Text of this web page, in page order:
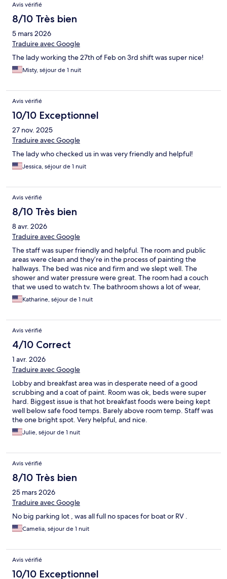
Avis vérifié
8/10 Très bien
5 mars 2026
Traduire avec Google
The lady working the 27th of Feb on 3rd shift was super nice!
Misty, séjour de 1 nuit
Avis vérifié
10/10 Exceptionnel
27 nov. 2025
Traduire avec Google
The lady who checked us in was very friendly and helpful!
Jessica, séjour de 1 nuit
Avis vérifié
8/10 Très bien
8 avr. 2026
Traduire avec Google
The staff was super friendly and helpful. The room and public
areas were clean and they’re in the process of painting the
hallways. The bed was nice and firm and we slept well. The
shower and water pressure were great. The room had a couch
that we used to watch tv. The bathroom shows a lot of wear,
caulking, no toilet paper holder and general maintenance. But
everything was clean. Breakfast was OK.
Katharine, séjour de 1 nuit
Avis vérifié
4/10 Correct
1 avr. 2026
Traduire avec Google
Lobby and breakfast area was in desperate need of a good
scrubbing and a coat of paint. Room was ok, beds were super
hard. Biggest issue is that hot breakfast foods were being kept
well below safe food temps. Barely above room temp. Staff was
the one bright spot. Very helpful, and nice.
Julie, séjour de 1 nuit
Avis vérifié
8/10 Très bien
25 mars 2026
Traduire avec Google
No big parking lot , was all full no spaces for boat or RV .
Camelia, séjour de 1 nuit
Avis vérifié
10/10 Exceptionnel